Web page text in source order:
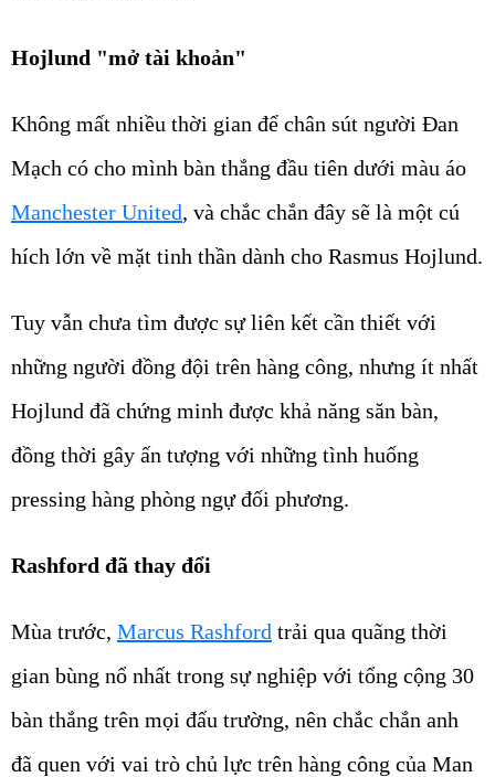
Hojlund "mở tài khoản"
Không mất nhiều thời gian để chân sút người Đan
Mạch có cho mình bàn thắng đầu tiên dưới màu áo
Manchester United, và chắc chắn đây sẽ là một cú
hích lớn về mặt tinh thần dành cho Rasmus Hojlund.
Tuy vẫn chưa tìm được sự liên kết cần thiết với
những người đồng đội trên hàng công, nhưng ít nhất
Hojlund đã chứng minh được khả năng săn bàn,
đồng thời gây ấn tượng với những tình huống
pressing hàng phòng ngự đối phương.
Rashford đã thay đổi
Mùa trước, Marcus Rashford trải qua quãng thời
gian bùng nổ nhất trong sự nghiệp với tổng cộng 30
bàn thắng trên mọi đấu trường, nên chắc chắn anh
đã quen với vai trò chủ lực trên hàng công của Man